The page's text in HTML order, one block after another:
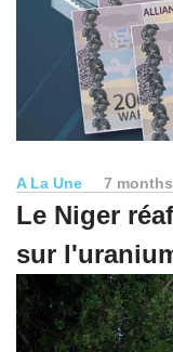
A La Une 7
Le Niger
sur